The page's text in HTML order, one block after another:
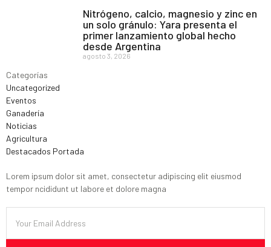
Nitrógeno, calcio, magnesio y zinc en
un solo gránulo: Yara presenta el
primer lanzamiento global hecho
desde Argentina
agosto 3, 2026
Categorías
Uncategorized
Eventos
Ganadería
Noticias
Agricultura
Destacados Portada
Lorem ipsum dolor sit amet, consectetur adipiscing elit eiusmod
tempor ncididunt ut labore et dolore magna